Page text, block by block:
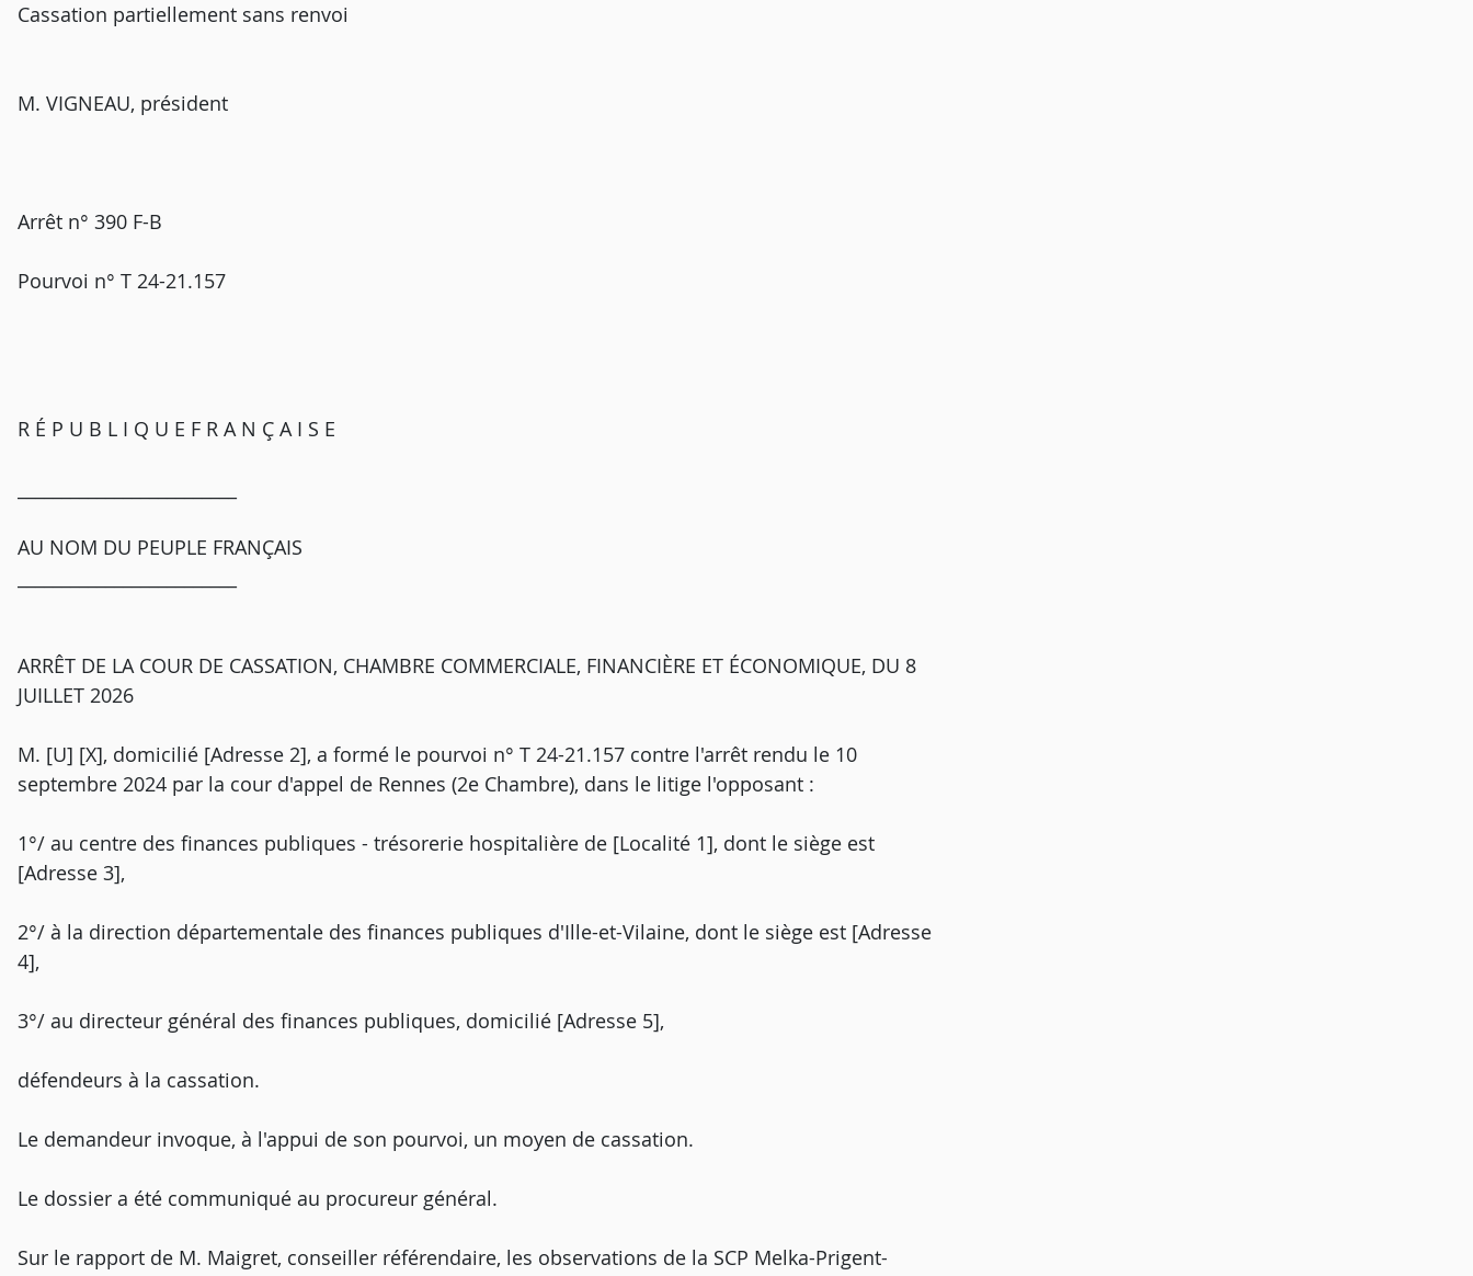
Cassation partiellement sans renvoi
M. VIGNEAU, président
Arrêt n° 390 F-B
Pourvoi n° T 24-21.157
R É P U B L I Q U E F R A N Ç A I S E
AU NOM DU PEUPLE FRANÇAIS
ARRÊT DE LA COUR DE CASSATION, CHAMBRE COMMERCIALE, FINANCIÈRE ET ÉCONOMIQUE, DU 8
JUILLET 2026
M. [U] [X], domicilié [Adresse 2], a formé le pourvoi n° T 24-21.157 contre l'arrêt rendu le 10
septembre 2024 par la cour d'appel de Rennes (2e Chambre), dans le litige l'opposant :
1°/ au centre des finances publiques - trésorerie hospitalière de [Localité 1], dont le siège est
[Adresse 3],
2°/ à la direction départementale des finances publiques d'Ille-et-Vilaine, dont le siège est [Adresse
4],
3°/ au directeur général des finances publiques, domicilié [Adresse 5],
défendeurs à la cassation.
Le demandeur invoque, à l'appui de son pourvoi, un moyen de cassation.
Le dossier a été communiqué au procureur général.
Sur le rapport de M. Maigret, conseiller référendaire, les observations de la SCP Melka-Prigent-